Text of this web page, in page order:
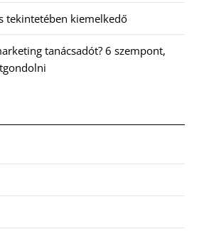
tekintetében kiemelkedő
tanácsadót? 6 szempont,